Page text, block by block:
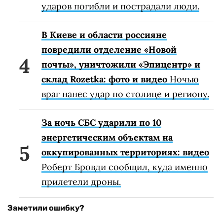
ударов погибли и пострадали люди.
В Киеве и области россияне
повредили отделение «Новой
почты», уничтожили «Эпицентр» и
склад Rozetka: фото и видео Ночью
враг нанес удар по столице и региону.
За ночь СБС ударили по 10
энергетическим объектам на
оккупированных территориях: видео
Роберт Бровди сообщил, куда именно
прилетели дроны.
Заметили ошибку?